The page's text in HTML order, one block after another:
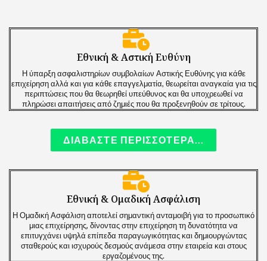
Εθνική & Αστική Ευθύνη
Η ύπαρξη ασφαλιστηρίων συμβολαίων Αστικής Ευθύνης για κάθε
επιχείρηση αλλά και για κάθε επαγγελματία, θεωρείται αναγκαία για τις
περιπτώσεις που θα θεωρηθεί υπεύθυνος και θα υποχρεωθεί να
πληρώσει απαιτήσεις από ζημιές που θα προξενηθούν σε τρίτους.
ΔΙΑΒΑΣΤΕ ΠΕΡΙΣΣΟΤΕΡΑ...
Εθνική & Ομαδική Ασφάλιση
Η Ομαδική Ασφάλιση αποτελεί σημαντική ανταμοιβή για το προσωπικό
μιας επιχείρησης, δίνοντας στην επιχείρηση τη δυνατότητα να
επιτυγχάνει υψηλά επίπεδα παραγωγικότητας και δημιουργώντας
σταθερούς και ισχυρούς δεσμούς ανάμεσα στην εταιρεία και στους
εργαζομένους της.